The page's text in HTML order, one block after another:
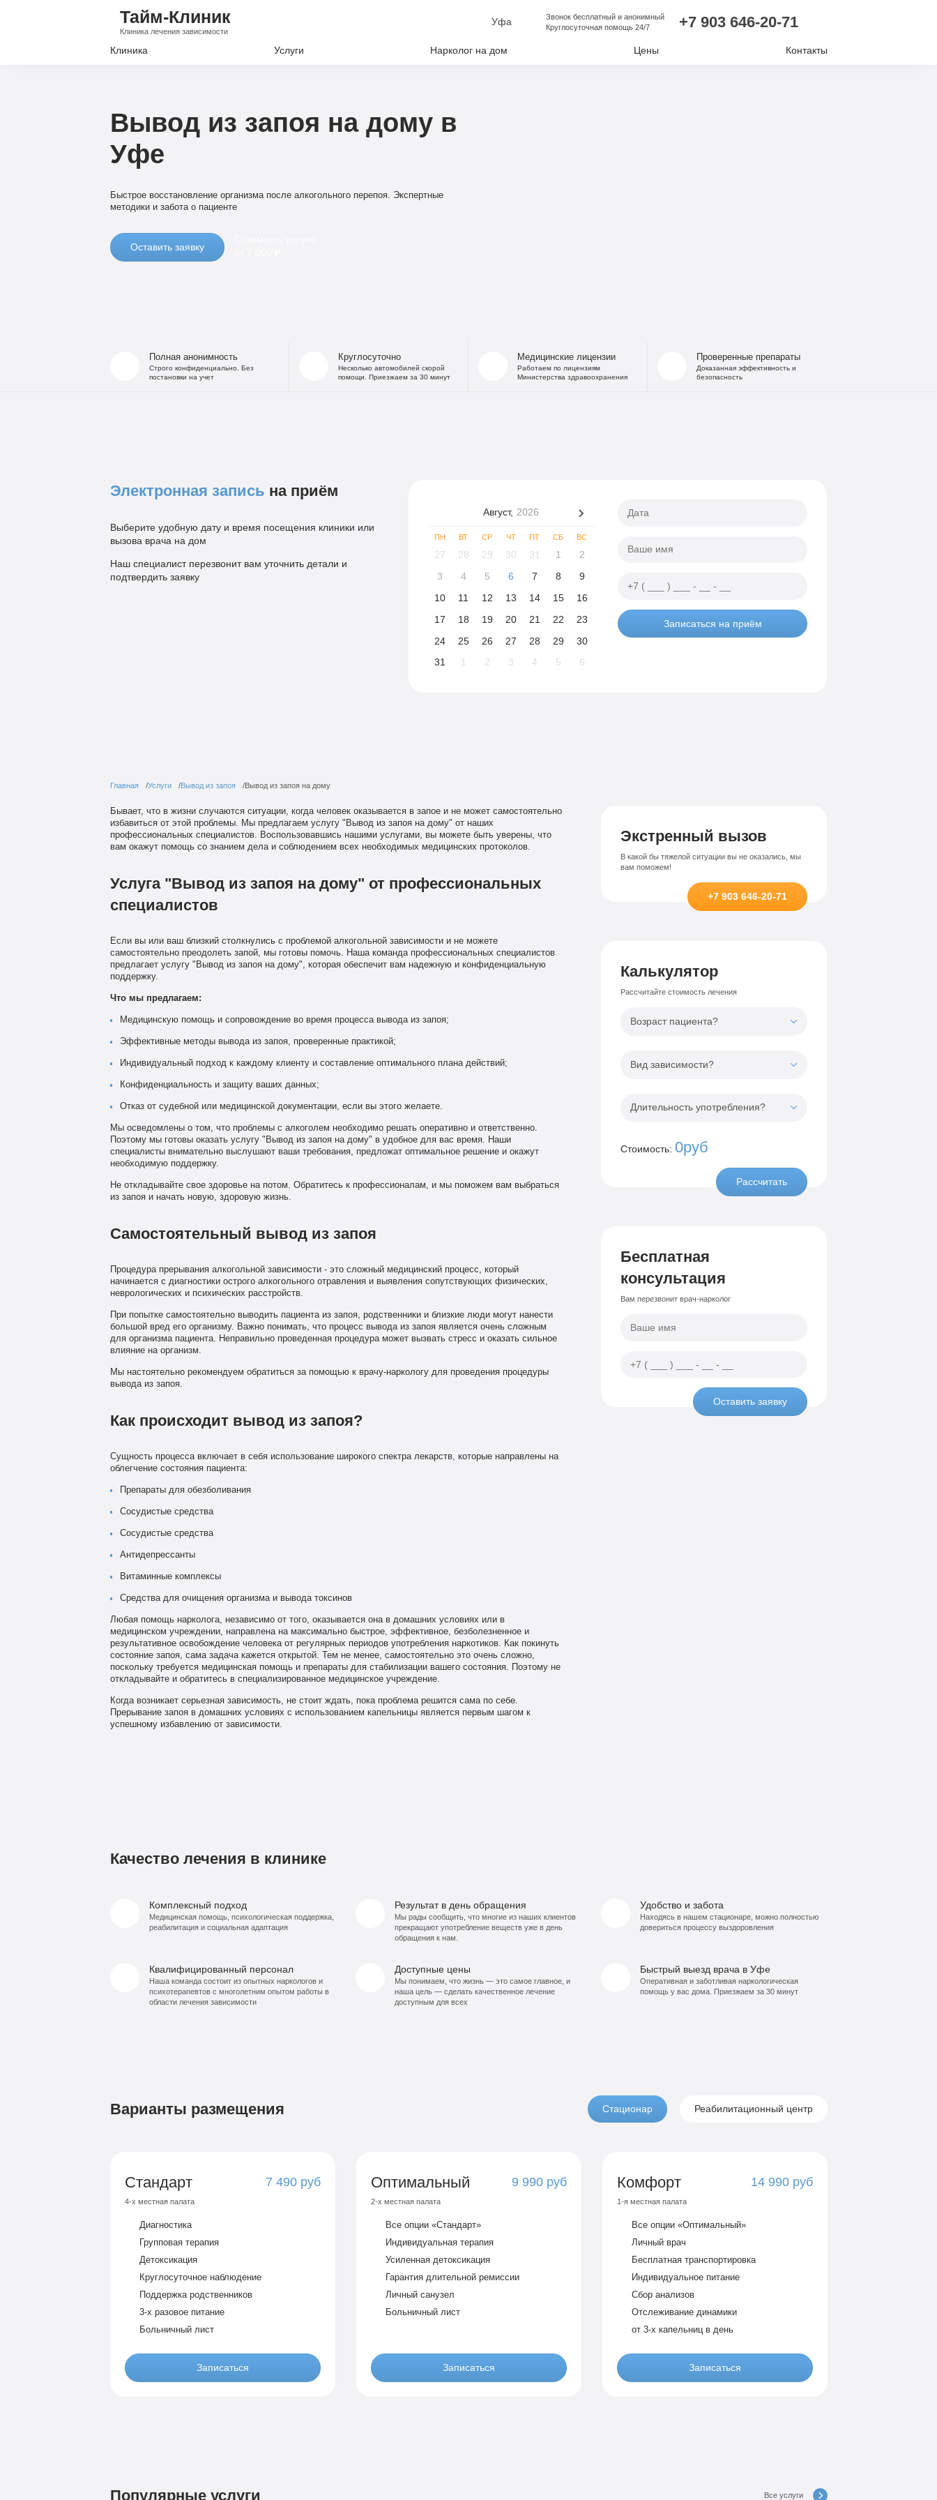
Тайм-Клиник
Клиника лечения зависимости
Уфа
Звонок бесплатный и анонимный
Круглосуточная помощь 24/7
+7 903 646-20-71
Клиника Услуги
Вывод из запоя
Психиатрическая помощь
Нарколог на дом Цены Контакты
Вывод из запоя на дому в
Уфе
Быстрое восстановление организма после алкогольного перепоя. Экспертные
методики и забота о пациенте
Оставить заявку
Полная анонимность
Строго конфиденциально. Без
постановки на учет
Круглосуточно
Несколько автомобилей скорой
помощи. Приезжаем за 30 минут
Медицинские лицензии
Работаем по лицензиям
Министерства здравоохранения
Проверенные препараты
Доказанная эффективность и
безопасность
Электронная запись на приём
Выберите удобную дату и время посещения клиники или
вызова врача на дом
Наш специалист перезвонит вам уточнить детали и
подтвердить заявку
Август, 2026
ПН ВТ СР ЧТ ПТ СБ ВС
27 28 29 30 31 1
2
3
4 5 6 7 8
9
10
11 12 13 14 15
16
17
18 19 20 21 22
23
24
25 26 27 28 29
30
31
1 2 3 4 5 6
Записаться на приём
Главная Услуги Вывод из запоя Вывод из запоя на дому
Бывает, что в жизни случаются ситуации, когда человек оказывается в запое и не может самостоятельно
избавиться от этой проблемы. Мы предлагаем услугу "Вывод из запоя на дому" от наших
профессиональных специалистов. Воспользовавшись нашими услугами, вы можете быть уверены, что
вам окажут помощь со знанием дела и соблюдением всех необходимых медицинских протоколов.
Услуга "Вывод из запоя на дому" от профессиональных
специалистов
Если вы или ваш близкий столкнулись с проблемой алкогольной зависимости и не можете
самостоятельно преодолеть запой, мы готовы помочь. Наша команда профессиональных специалистов
предлагает услугу "Вывод из запоя на дому", которая обеспечит вам надежную и конфиденциальную
поддержку.
Что мы предлагаем:
Медицинскую помощь и сопровождение во время процесса вывода из запоя;
Эффективные методы вывода из запоя, проверенные практикой;
Индивидуальный подход к каждому клиенту и составление оптимального плана действий;
Конфиденциальность и защиту ваших данных;
Отказ от судебной или медицинской документации, если вы этого желаете.
Мы осведомлены о том, что проблемы с алкоголем необходимо решать оперативно и ответственно.
Поэтому мы готовы оказать услугу "Вывод из запоя на дому" в удобное для вас время. Наши
специалисты внимательно выслушают ваши требования, предложат оптимальное решение и окажут
необходимую поддержку.
Не откладывайте свое здоровье на потом. Обратитесь к профессионалам, и мы поможем вам выбраться
из запоя и начать новую, здоровую жизнь.
Самостоятельный вывод из запоя
Процедура прерывания алкогольной зависимости - это сложный медицинский процесс, который
начинается с диагностики острого алкогольного отравления и выявления сопутствующих физических,
неврологических и психических расстройств.
При попытке самостоятельно выводить пациента из запоя, родственники и близкие люди могут нанести
большой вред его организму. Важно понимать, что процесс вывода из запоя является очень сложным
для организма пациента. Неправильно проведенная процедура может вызвать стресс и оказать сильное
влияние на организм.
Мы настоятельно рекомендуем обратиться за помощью к врачу-наркологу для проведения процедуры
вывода из запоя.
Как происходит вывод из запоя?
Сущность процесса включает в себя использование широкого спектра лекарств, которые направлены на
облегчение состояния пациента:
Препараты для обезболивания
Сосудистые средства
Сосудистые средства
Антидепрессанты
Витаминные комплексы
Средства для очищения организма и вывода токсинов
Любая помощь нарколога, независимо от того, оказывается она в домашних условиях или в
медицинском учреждении, направлена на максимально быстрое, эффективное, безболезненное и
результативное освобождение человека от регулярных периодов употребления наркотиков. Как покинуть
состояние запоя, сама задача кажется открытой. Тем не менее, самостоятельно это очень сложно,
поскольку требуется медицинская помощь и препараты для стабилизации вашего состояния. Поэтому не
откладывайте и обратитесь в специализированное медицинское учреждение.
Когда возникает серьезная зависимость, не стоит ждать, пока проблема решится сама по себе.
Прерывание запоя в домашних условиях с использованием капельницы является первым шагом к
успешному избавлению от зависимости.
Экстренный вызов
В какой бы тяжелой ситуации вы не оказались, мы
вам поможем!
+7 903 646-20-71
Калькулятор
Рассчитайте стоимость лечения
Возраст пациента?
Вид зависимости?
Длительность употребления?
Стоимость: 0руб
Рассчитать
Бесплатная
консультация
Вам перезвонит врач-нарколог
Оставить заявку
Качество лечения в клинике
Комплексный подход
Медицинская помощь, психологическая поддержка,
реабилитация и социальная адаптация
Результат в день обращения
Мы рады сообщить, что многие из наших клиентов
прекращают употребление веществ уже в день
обращения к нам.
Удобство и забота
Находясь в нашем стационаре, можно полностью
довериться процессу выздоровления
Квалифицированный персонал
Наша команда состоит из опытных наркологов и
психотерапевтов с многолетним опытом работы в
области лечения зависимости
Доступные цены
Мы понимаем, что жизнь — это самое главное, и
наша цель — сделать качественное лечение
доступным для всех
Быстрый выезд врача в Уфе
Оперативная и заботливая наркологическая
помощь у вас дома. Приезжаем за 30 минут
Варианты размещения Стационар Реабилитационный центр
Стандарт 7 490 руб
4-х местная палата
Диагностика
Групповая терапия
Детоксикация
Круглосуточное наблюдение
Поддержка родственников
3-х разовое питание
Больничный лист
Записаться
Оптимальный 9 990 руб
2-х местная палата
Все опции «Стандарт»
Индивидуальная терапия
Усиленная детоксикация
Гарантия длительной ремиссии
Личный санузел
Больничный лист
Записаться
Комфорт 14 990 руб
1-я местная палата
Все опции «Оптимальный»
Личный врач
Бесплатная транспортировка
Индивидуальное питание
Сбор анализов
Отслеживание динамики
от 3-х капельниц в день
Записаться
Популярные услуги Все услуги